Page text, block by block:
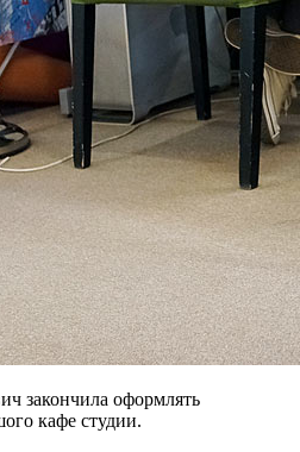
закончила оформлять
кафе студии.